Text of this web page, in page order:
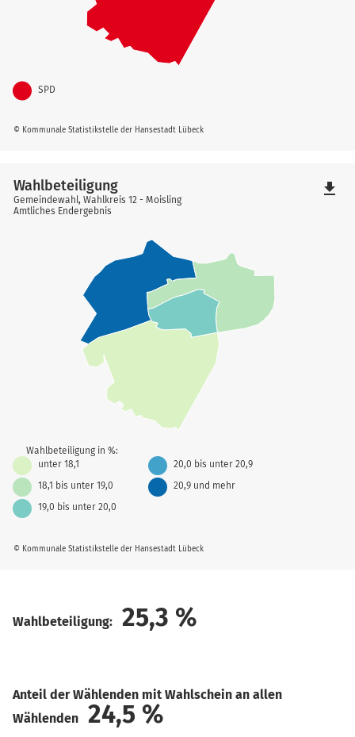
© Kommunale Statistikstelle der Hansestadt Lübeck
SPD
© Kommunale Statistikstelle der Hansestadt Lübeck
Wahlbeteiligung
Gemeindewahl, Wahlkreis 12 - Moisling
Amtliches Endergebnis
Wahlbeteiligung in %:
unter 18,1
18,1 bis unter 19,0
19,0 bis unter 20,0
20,0 bis unter 20,9
20,9 und mehr
file_download
Wahlbeteiligung: 25,3 %
Anteil der Wählenden mit Wahlschein an allen
Wählenden
24,5 %